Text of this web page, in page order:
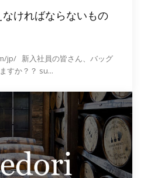
ければならないもの
jp/ 新入社員の皆さん、バッグ
すか？？ su...